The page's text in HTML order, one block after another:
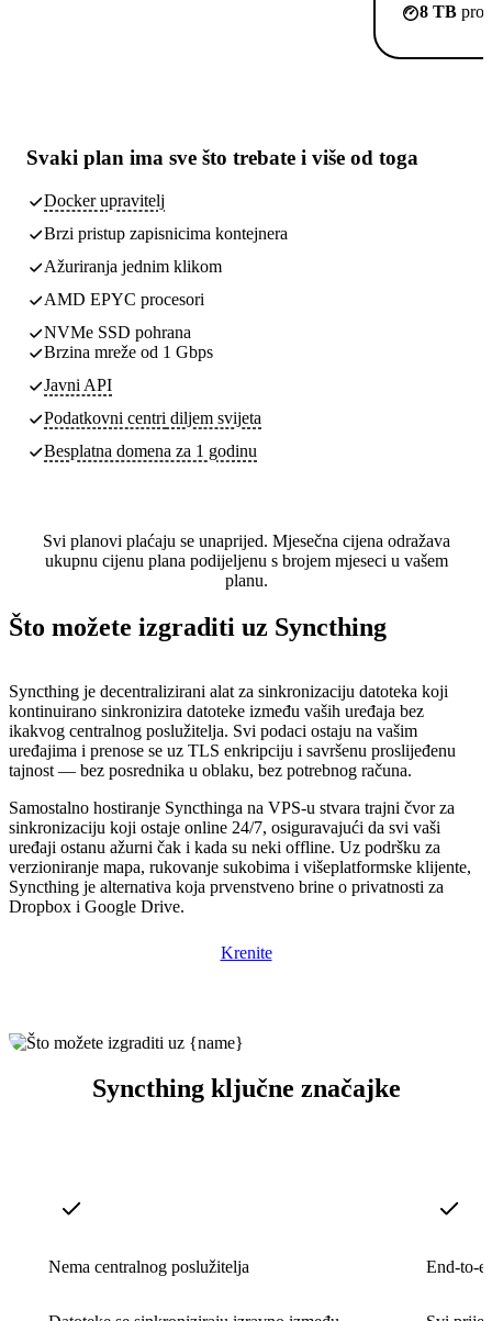
8 TB
Svaki plan ima sve što trebate i više od toga
Docker upravitelj
Brzi pristup zapisnicima kontejnera
Ažuriranja jednim klikom
AMD EPYC procesori
NVMe SSD pohrana
Brzina mreže od 1 Gbps
Javni API
Podatkovni centri diljem svijeta
Besplatna domena za 1 godinu
Svi planovi plaćaju se unaprijed. Mjesečna cijena odražava
ukupnu cijenu plana podijeljenu s brojem mjeseci u vašem
planu.
Što možete izgraditi uz Syncthing
Syncthing je decentralizirani alat za sinkronizaciju datoteka koji
kontinuirano sinkronizira datoteke između vaših uređaja bez
ikakvog centralnog poslužitelja. Svi podaci ostaju na vašim
uređajima i prenose se uz TLS enkripciju i savršenu proslijeđenu
tajnost — bez posrednika u oblaku, bez potrebnog računa.
Samostalno hostiranje Syncthinga na VPS-u stvara trajni čvor za
sinkronizaciju koji ostaje online 24/7, osiguravajući da svi vaši
uređaji ostanu ažurni čak i kada su neki offline. Uz podršku za
verzioniranje mapa, rukovanje sukobima i višeplatformske klijente,
Syncthing je alternativa koja prvenstveno brine o privatnosti za
Dropbox i Google Drive.
Krenite
Syncthing ključne značajke
Nema centralnog poslužitelja End-to-